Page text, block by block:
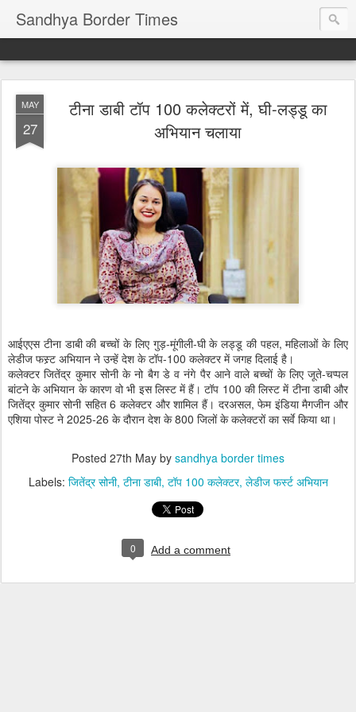
Sandhya Border Times
MAY
27
टीना डाबी टॉप 100 कलेक्टरों में, घी-लड्डू का
अभियान चलाया
आईएएस टीना डाबी की बच्चों के लिए गुड़-मूंगीली-घी के लड्डू की पहल, महिलाओं के लिए
लेडीज फस्र्ट अभियान ने उन्हें देश के टॉप-100 कलेक्टर में जगह दिलाई है।
कलेक्टर जितेंद्र कुमार सोनी के नो बैग डे व नंगे पैर आने वाले बच्चों के लिए जूते-चप्पल
बांटने के अभियान के कारण वो भी इस लिस्ट में हैं। टॉप 100 की लिस्ट में टीना डाबी और
जितेंद्र कुमार सोनी सहित 6 कलेक्टर और शामिल हैं। दरअसल, फेम इंडिया मैगजीन और
एशिया पोस्ट ने 2025-26 के दौरान देश के 800 जिलों के कलेक्टरों का सर्वे किया था।
Posted 27th May by sandhya border times
Labels: जितेंद्र सोनी टीना डाबी टॉप 100 कलेक्टर लेडीज फर्स्ट अभियान
0 Add a comment